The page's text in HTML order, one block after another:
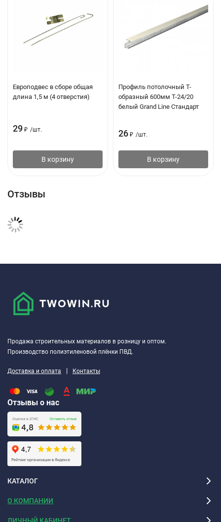
Европодвес в сборе общая
длина 1,5 м (4 отверстия)
29 ₽ /шт.
В корзину
Профиль потолочный Т-
образный 600мм Т-24/20
белый Grand Line Стандарт
26 ₽ /шт.
В корзину
Отзывы
Продажа строительных материалов в розницу и оптом.
Производство полиэтиленовой плёнки ПВД.
Доставка и оплата | Контакты
Отзывы о нас
КАТАЛОГ
О КОМПАНИИ
ЛИЧНЫЙ КАБИНЕТ